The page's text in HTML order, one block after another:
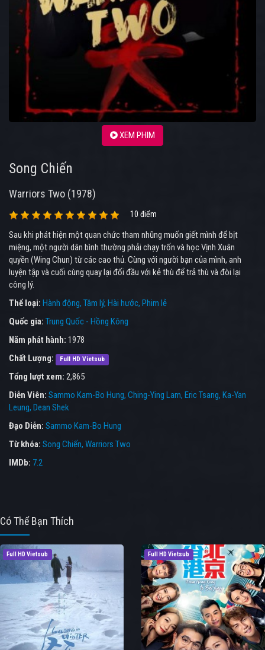
XEM PHIM
Song Chiến
Warriors Two (1978)
10 điểm
Sau khi phát hiện một quan chức tham nhũng muốn giết mình để bịt
miệng, một người dân bình thường phải chạy trốn và học Vịnh Xuân
quyền (Wing Chun) từ các cao thủ. Cùng với người bạn của mình, anh
luyện tập và cuối cùng quay lại đối đầu với kẻ thù để trả thù và đòi lại
công lý.
Thể loại: Hành động Tâm lý Hài hước Phim lẻ
Quốc gia: Trung Quốc - Hồng Kông
Năm phát hành: 1978
Chất Lượng:
Full HD Vietsub
Tổng lượt xem: 2,865
Diễn Viên: Sammo Kam-Bo Hung Ching-Ying Lam Eric Tsang Ka-Yan
Leung Dean Shek
Đạo Diễn: Sammo Kam-Bo Hung
Từ khóa: Song Chiến, Warriors Two
IMDb: 7.2
Có Thể Bạn Thích
Full HD Vietsub Full HD Vietsub